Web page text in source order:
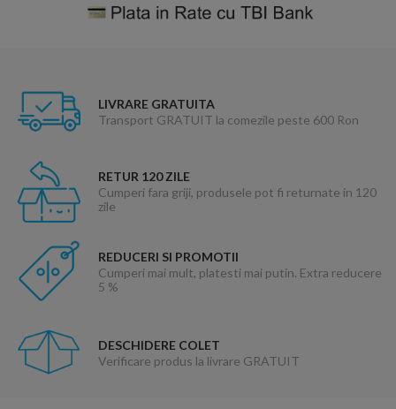
LIVRARE GRATUITA
Transport GRATUIT la comezile peste 600 Ron
RETUR 120 ZILE
Cumperi fara griji, produsele pot fi returnate in 120
zile
REDUCERI SI PROMOTII
Cumperi mai mult, platesti mai putin. Extra reducere
5 %
DESCHIDERE COLET
Verificare produs la livrare GRATUIT